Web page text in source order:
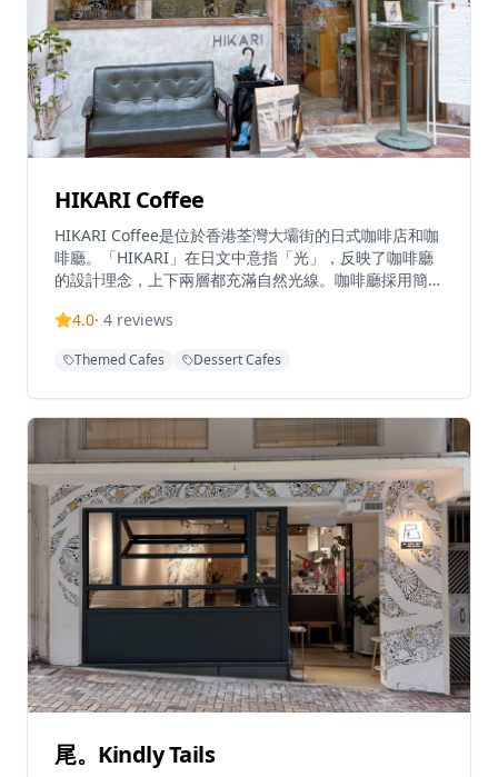
HIKARI Coffee
HIKARI Coffee是位於香港荃灣大壩街的日式咖啡店和咖
啡廳。「HIKARI」在日文中意指「光」，反映了咖啡廳
的設計理念，上下兩層都充滿自然光線。咖啡廳採用簡約
氛圍。HIKARI提供多款西式輕食、甜品及飲品，並在晚
室內座位區而聞名，是用餐和休閒的熱門地點。
4.0· 4 reviews
Themed Cafes Dessert Cafes
尾。Kindly Tails